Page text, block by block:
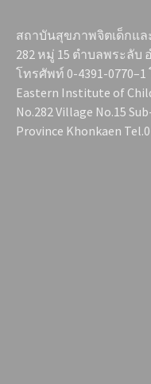
สถาบันสุขภาพจิตเด็กแล
282 หมู่ 15 ตำบลพระลับ
โทรศัพท์ 0-4391-0770–1
Eastern Institute of
No.282 Village No.15
Province Khonkaen